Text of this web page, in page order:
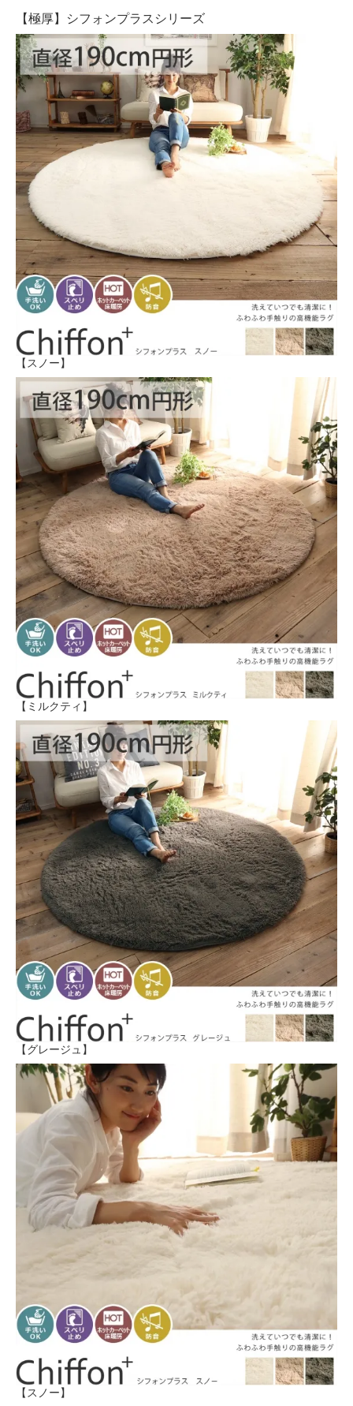
【極厚】シフォンプラスシリーズ
【スノー】
【ミルクティ】
【グレージュ】
【スノー】